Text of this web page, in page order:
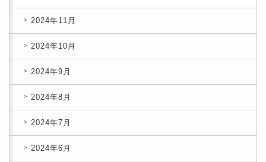
2024年11月
2024年10月
2024年9月
2024年8月
2024年7月
2024年6月